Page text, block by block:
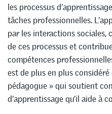
les processus
tâches professionnelles.
par les interactions sociales,
de ces processus et
compétences
est de plus en plus
pédagogue » qui soutient
d’apprentissage qu’il aide à